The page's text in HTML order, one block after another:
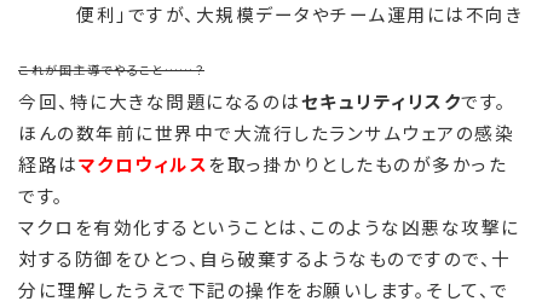
便利」ですが、大規模データやチーム運用には不向き
これが国主導でやること……？
今回、特に大きな問題になるのはセキュリティリスクです。
ほんの数年前に世界中で大流行したランサムウェアの感染
経路はマクロウィルスを取っ掛かりとしたものが多かった
です。
マクロを有効化するということは、このような凶悪な攻撃に
対する防御をひとつ、自ら破棄するようなものですので、十
分に理解したうえで下記の操作をお願いします。そして、で